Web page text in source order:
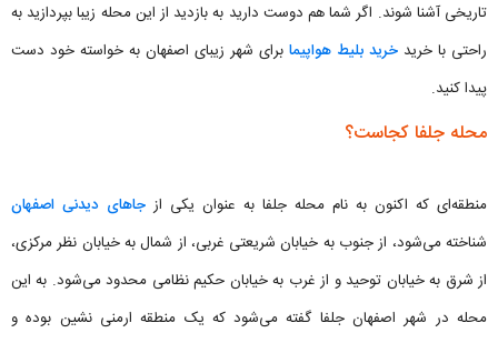
تاریخی آشنا شوند. اگر شما هم دوست دارید به بازدید از این محله زیبا بپردازید به
راحتی با خرید خرید بلیط هواپیما برای شهر زیبای اصفهان به خواسته خود دست
پیدا کنید.
محله جلفا کجاست؟
منطقه‌ای که اکنون به نام محله جلفا به عنوان یکی از جاهای دیدنی اصفهان
شناخته می‌شود، از جنوب به خیابان شریعتی غربی، از شمال به خیابان نظر مرکزی،
از شرق به خیابان توحید و از غرب به خیابان حکیم نظامی محدود می‌شود. به این
محله در شهر اصفهان جلفا گفته می‌شود که یک منطقه ارمنی نشین بوده و